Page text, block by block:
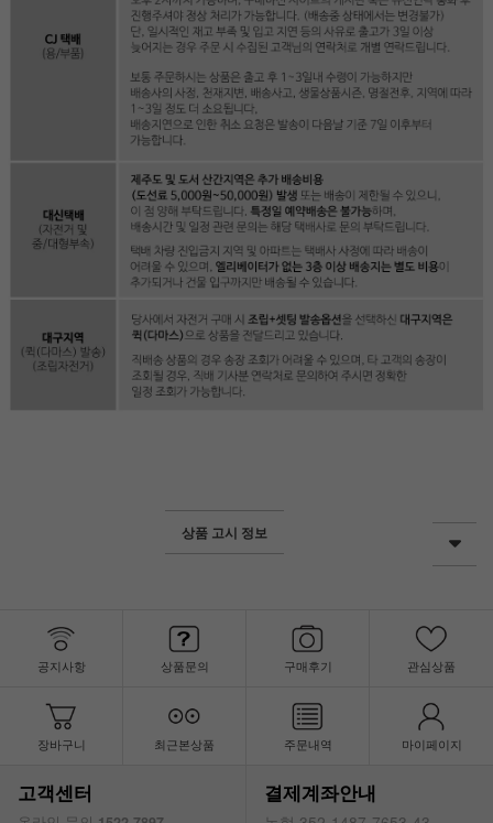
상품 고시 정보
공지사항 상품문의 구매후기 관심상품
장바구니 최근본상품 주문내역 마이페이지
고객센터 결제계좌안내